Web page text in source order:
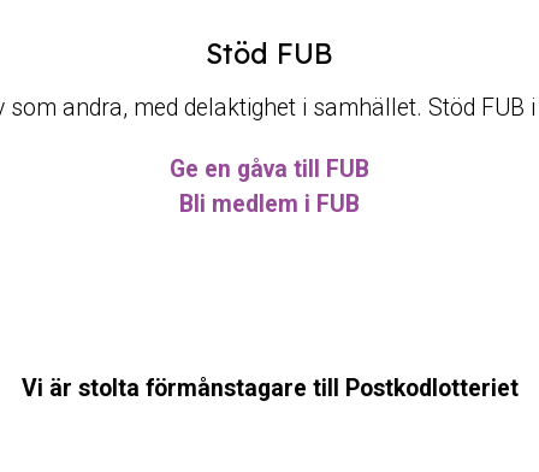
Stöd FUB
som andra, med delaktighet i samhället. Stöd FUB
Ge en gåva till FUB
Bli medlem i FUB
Vi är stolta förmånstagare till Postkodlotteriet